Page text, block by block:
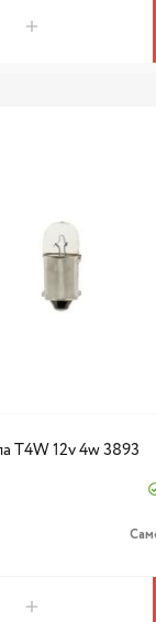
T4W 12v 4w 3893